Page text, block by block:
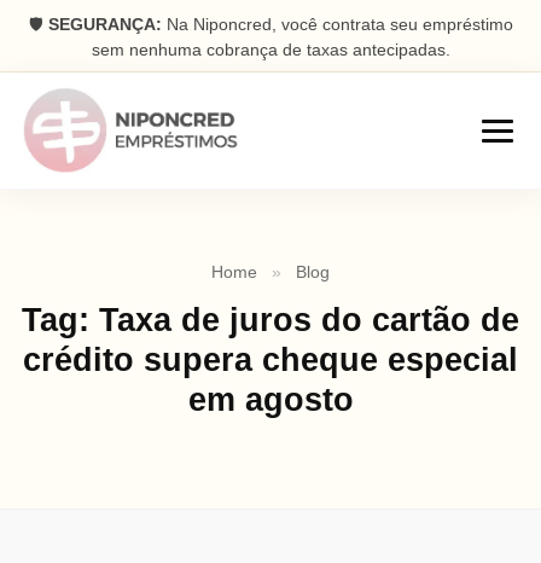
🛡️ SEGURANÇA: Na Niponcred, você contrata seu empréstimo
sem nenhuma cobrança de taxas antecipadas.
Parcelas descontadas na folha
Pessoal
Dinheiro rápido na conta
Home » Blog
Tag: Taxa de juros do cartão de
crédito supera cheque especial
em agosto